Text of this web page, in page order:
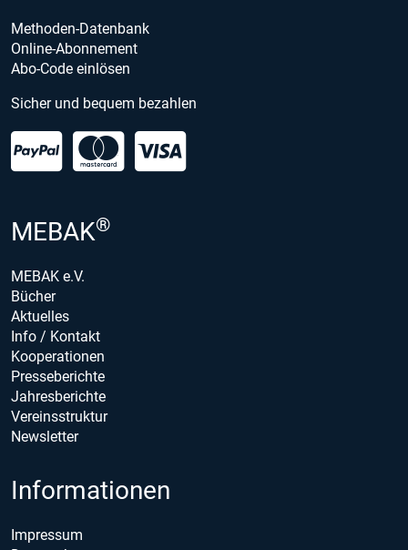
Methoden-Datenbank
Online-Abonnement
Abo-Code einlösen
Sicher und bequem bezahlen
MEBAK®
MEBAK e.V.
Bücher
Aktuelles
Info / Kontakt
Kooperationen
Presseberichte
Jahresberichte
Vereinsstruktur
Newsletter
Informationen
Impressum